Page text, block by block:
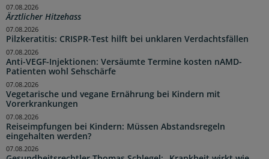
Ärztlicher Hitzehass
07.08.2026
Pilzkeratitis: CRISPR-Test hilft bei unklaren Verdachtsfällen
07.08.2026
Anti-VEGF-Injektionen: Versäumte Termine kosten nAMD-
Patienten wohl Sehschärfe
07.08.2026
Vegetarische und vegane Ernährung bei Kindern mit
Vorerkrankungen
07.08.2026
Reiseimpfungen bei Kindern: Müssen Abstandsregeln
eingehalten werden?
07.08.2026
07.08.2026